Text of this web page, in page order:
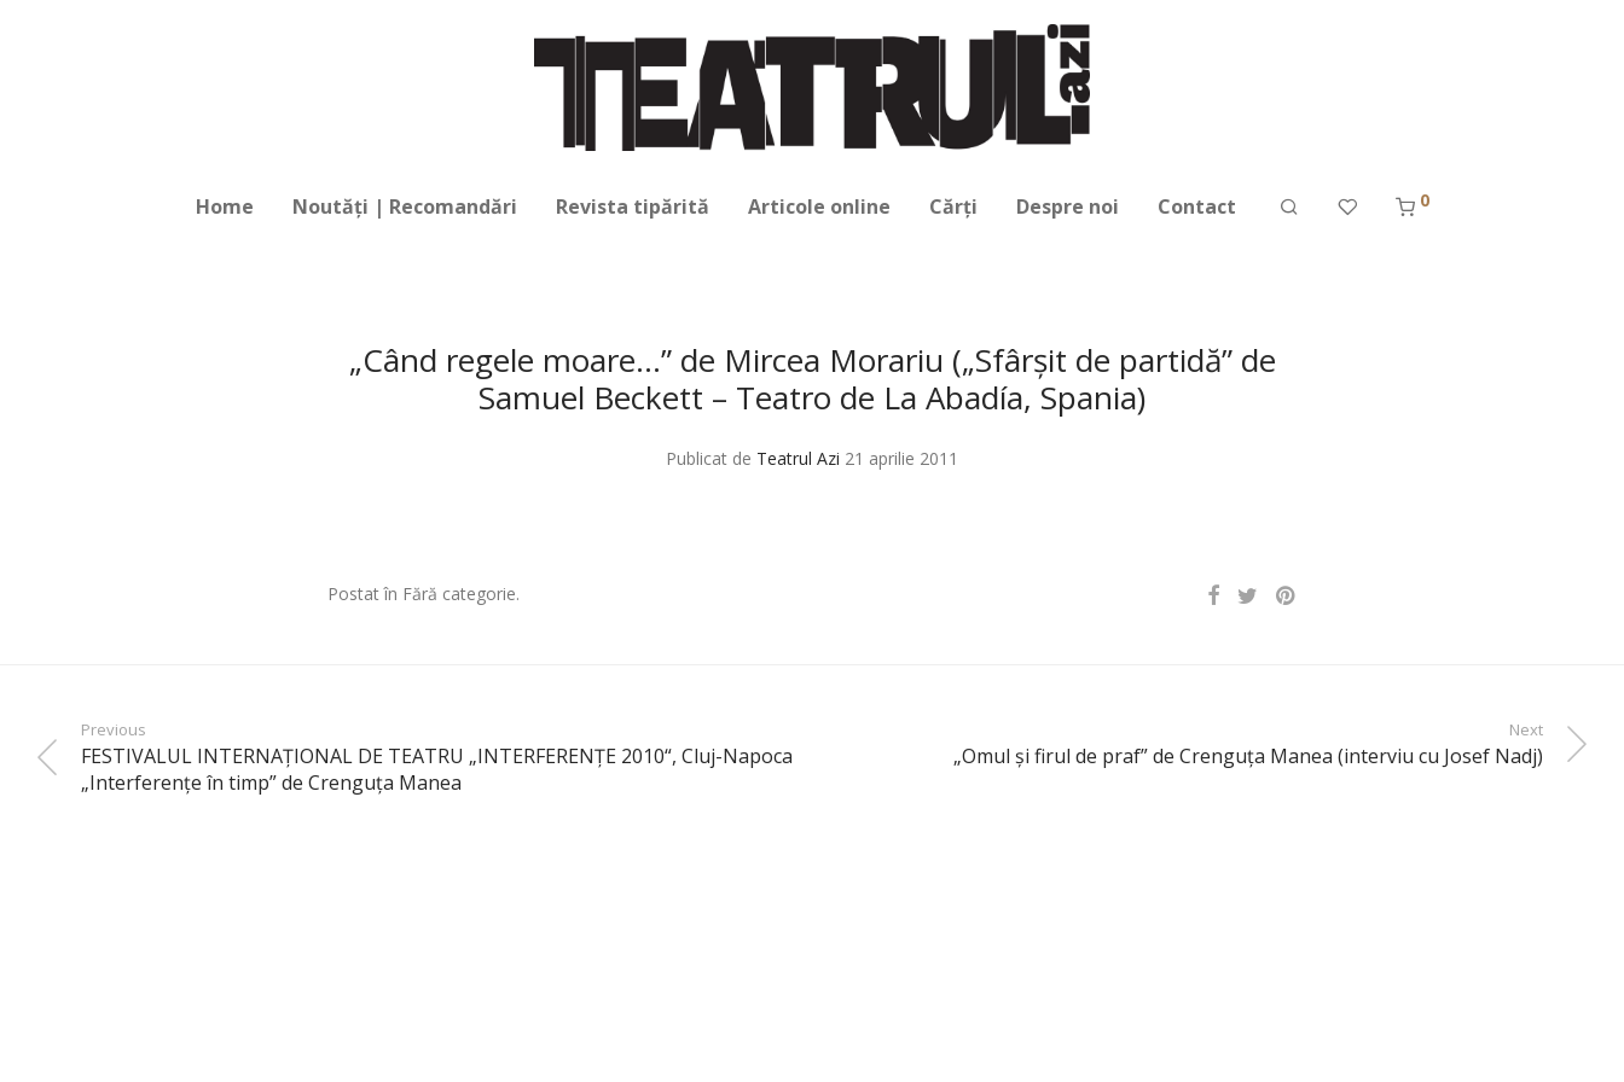
Home Noutăți | Recomandări Revista tipărită Articole online Cărți Despre noi Contact 0
„Când regele moare…” de Mircea Morariu („Sfârşit de partidă” de
Samuel Beckett – Teatro de La Abadía, Spania)
Publicat de Teatrul Azi 21 aprilie 2011
Postat în Fără categorie.
Previous
FESTIVALUL INTERNAŢIONAL DE TEATRU „INTERFERENŢE 2010“, Cluj-Napoca
„Interferenţe în timp” de Crenguţa Manea
Next
„Omul şi firul de praf” de Crenguţa Manea (interviu cu Josef Nadj)